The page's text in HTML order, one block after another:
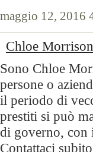
maggio 12, 2016
Chloe Morrison
Sono Chloe
persone o
il periodo di
prestiti si può
di governo, con
Contattaci